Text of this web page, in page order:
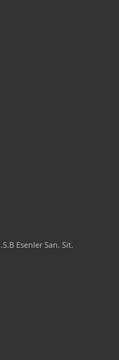
Esenler San. Sit.